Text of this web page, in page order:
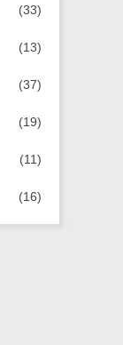
(33)
(13)
(37)
(19)
(11)
(16)